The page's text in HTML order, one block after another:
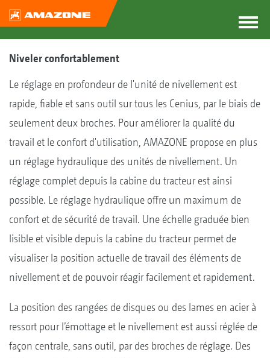
Niveler confortablement
Le réglage en profondeur de l'unité de nivellement est
rapide, fiable et sans outil sur tous les Cenius, par le biais de
seulement deux broches. Pour améliorer la qualité du
travail et le confort d'utilisation, AMAZONE propose en plus
un réglage hydraulique des unités de nivellement. Un
réglage complet depuis la cabine du tracteur est ainsi
possible. Le réglage hydraulique offre un maximum de
confort et de sécurité de travail. Une échelle graduée bien
lisible et visible depuis la cabine du tracteur permet de
visualiser la position actuelle de travail des éléments de
nivellement et de pouvoir réagir facilement et rapidement.
La position des rangées de disques ou des lames en acier à
ressort pour l’émottage et le nivellement est aussi réglée de
façon centrale, sans outil, par des broches de réglage. Des